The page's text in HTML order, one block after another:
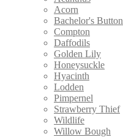
Acorn
Bachelor's Button
Compton
Daffodils
Golden Lily
Honeysuckle
Hyacinth
Lodden
Pimpernel
Strawberry Thief
Wildlife
Willow Bough